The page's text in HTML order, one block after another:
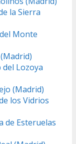
la Sierra
Monte
Lozoya
(Madrid)
los Vidrios
de Esteruelas